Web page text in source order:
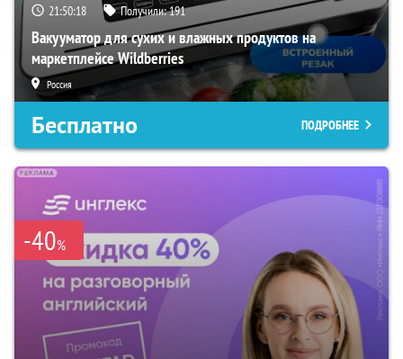
21:50:17 Получили:191
Вакууматор для сухих и влажных продуктов на
маркетплейсе Wildberries
Россия
Бесплатно ПОДРОБНЕЕ
-40%